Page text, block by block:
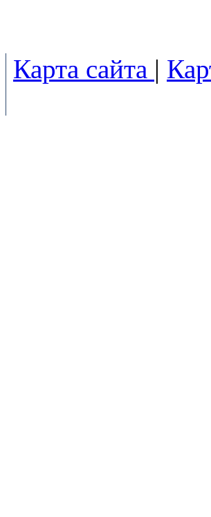
Карта сайта |